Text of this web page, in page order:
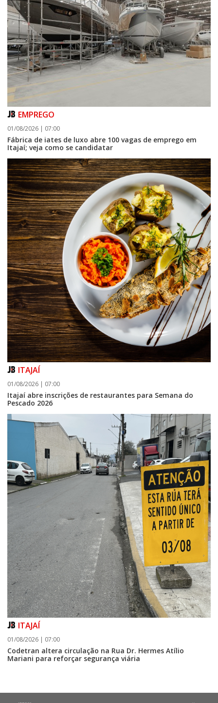
EMPREGO
01/08/2026 | 07:00
Fábrica de iates de luxo abre 100 vagas de emprego em
Itajaí; veja como se candidatar
ITAJAÍ
01/08/2026 | 07:00
Itajaí abre inscrições de restaurantes para Semana do
Pescado 2026
ITAJAÍ
01/08/2026 | 07:00
Codetran altera circulação na Rua Dr. Hermes Atílio
Mariani para reforçar segurança viária